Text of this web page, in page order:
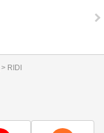
RIDI